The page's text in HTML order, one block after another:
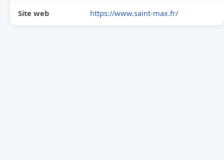
Site web https://www.saint-max.fr/